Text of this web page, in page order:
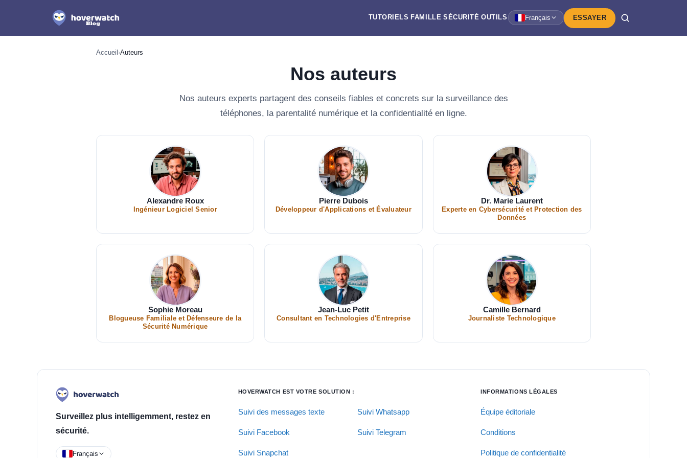
TUTORIELS FAMILLE SÉCURITÉ OUTILS Français ESSAYER
Accueil ›Auteurs
Nos auteurs
Nos auteurs experts partagent des conseils fiables et concrets sur la surveillance des
téléphones, la parentalité numérique et la confidentialité en ligne.
Alexandre Roux
Ingénieur Logiciel Senior
Pierre Dubois
Développeur d'Applications et Évaluateur
Dr. Marie Laurent
Experte en Cybersécurité et Protection des
Données
Sophie Moreau
Blogueuse Familiale et Défenseure de la
Sécurité Numérique
Jean-Luc Petit
Consultant en Technologies d'Entreprise
Camille Bernard
Journaliste Technologique
Surveillez plus intelligemment, restez en
sécurité.
Français
HOVERWATCH EST VOTRE SOLUTION :
Suivi des messages texte Suivi Whatsapp
Suivi Facebook Suivi Telegram
Suivi Snapchat
INFORMATIONS LÉGALES
Équipe éditoriale
Conditions
Politique de confidentialité